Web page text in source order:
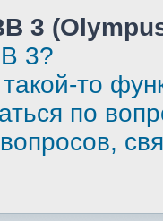
3
3?
то
по